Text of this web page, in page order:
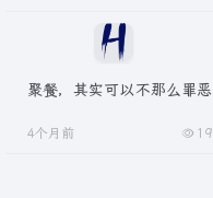
聚餐，其实可以不那么罪恶
4个月前 19